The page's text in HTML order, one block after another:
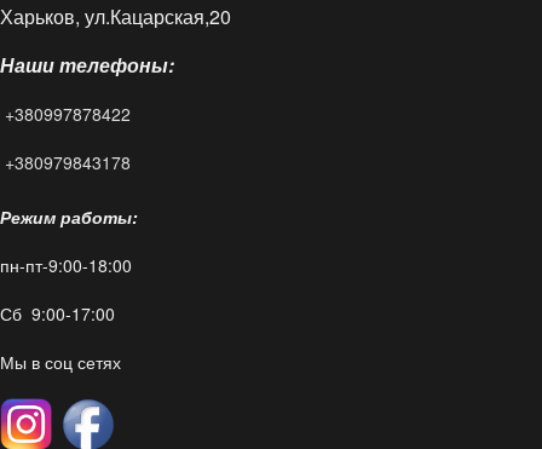
Блог
FAQ
Контакты
Харьков, ул.Кацарская,20
Наши телефоны:
+380997878422
+380979843178
Режим работы:
пн-пт-9:00-18:00
Сб 9:00-17:00
Мы в соц сетях